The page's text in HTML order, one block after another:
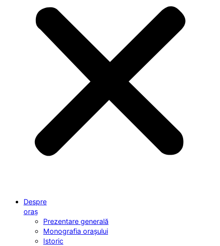
Despre
oraș
Prezentare generală
Monografia orașului
Istoric